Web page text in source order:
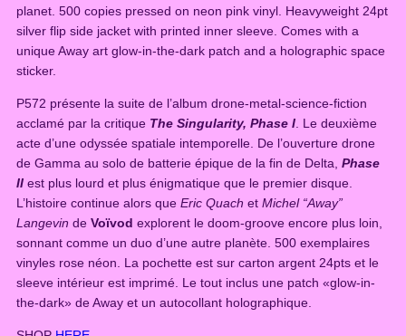
planet. 500 copies pressed on neon pink vinyl. Heavyweight 24pt
silver flip side jacket with printed inner sleeve. Comes with a
unique Away art glow-in-the-dark patch and a holographic space
sticker.
P572 présente la suite de l’album drone-metal-science-fiction
acclamé par la critique The Singularity, Phase I . Le deuxième
acte d’une odyssée spatiale intemporelle. De l’ouverture drone
de Gamma au solo de batterie épique de la fin de Delta, Phase
II est plus lourd et plus énigmatique que le premier disque.
L’histoire continue alors que Eric Quach et Michel “Away”
Langevin de Voïvod explorent le doom-groove encore plus loin,
sonnant comme un duo d’une autre planète. 500 exemplaires
vinyles rose néon. La pochette est sur carton argent 24pts et le
sleeve intérieur est imprimé. Le tout inclus une patch «glow-in-
the-dark» de Away et un autocollant holographique.